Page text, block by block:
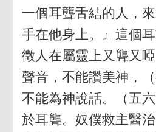
一個耳聾舌結的人，
手在他身上。』這個
徵人在屬靈上又聾又
聲音，不能讚美神，
不能為神說話。（五
於耳聾。奴僕救主醫